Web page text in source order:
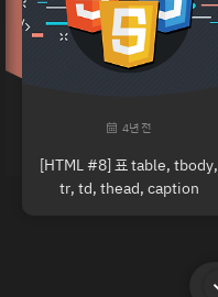
4년 전
[HTML #8] 표 table, tbody,
tr, td, thead, caption